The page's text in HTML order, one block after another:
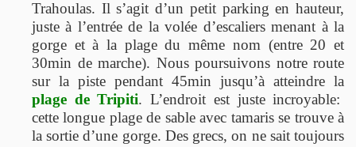
Trahoulas. Il s’agit d’un petit parking en hauteur,
juste à l’entrée de la volée d’escaliers menant à la
gorge et à la plage du même nom (entre 20 et
30min de marche). Nous poursuivons notre route
sur la piste pendant 45min jusqu’à atteindre la
plage de Tripiti. L’endroit est juste incroyable:
cette longue plage de sable avec tamaris se trouve à
la sortie d’une gorge. Des grecs, on ne sait toujours